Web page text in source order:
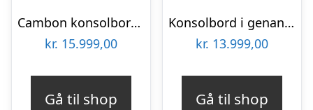
Cambon konsolbord i stål og egetræsfinér B180 cm – Børstet bronze/Mørk kaffebrun
kr. 15.999,00
Gå til shop
Konsolbord i genanvendt egetræ og metal B181 cm – Antik guld/Gråhvid bejset
kr. 13.999,00
Gå til shop